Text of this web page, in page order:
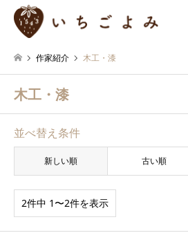
作家紹介 木工・漆
木工・漆
並べ替え条件
新しい順 古い順
2件中 1〜2件を表示